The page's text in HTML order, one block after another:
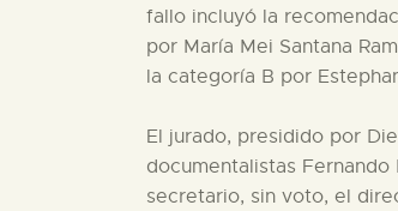
fallo incluyó la
por María Mei Santana
la categoría B por
El jurado, presidido por
documentalistas
secretario, sin voto, el